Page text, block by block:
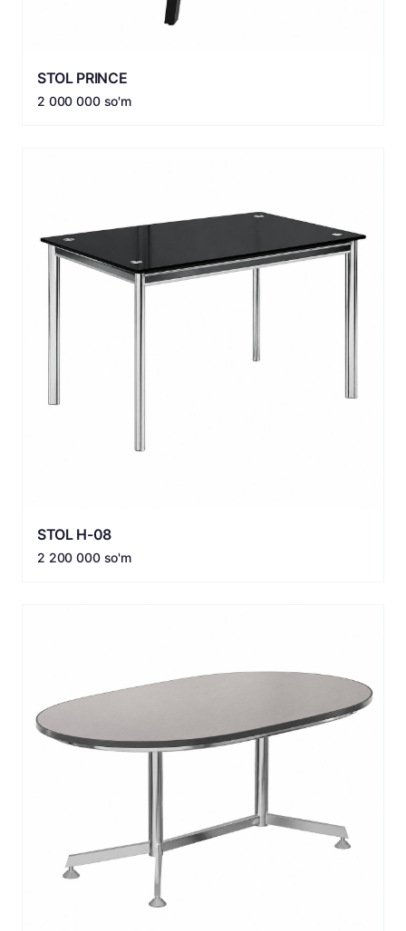
STOL PRINCE
2 000 000 so'm
STOL H-08
2 200 000 so'm